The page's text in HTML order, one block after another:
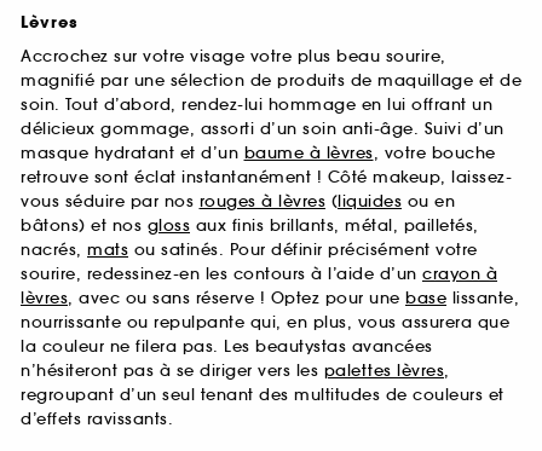
Lèvres
Accrochez sur votre visage votre plus beau sourire,
magnifié par une sélection de produits de maquillage et de
soin. Tout d’abord, rendez-lui hommage en lui offrant un
délicieux gommage, assorti d’un soin anti-âge. Suivi d’un
masque hydratant et d’un baume à lèvres, votre bouche
retrouve sont éclat instantanément ! Côté makeup, laissez-
vous séduire par nos rouges à lèvres (liquides ou en
bâtons) et nos gloss aux finis brillants, métal, pailletés,
nacrés, mats ou satinés. Pour définir précisément votre
sourire, redessinez-en les contours à l’aide d’un crayon à
lèvres, avec ou sans réserve ! Optez pour une base lissante,
nourrissante ou repulpante qui, en plus, vous assurera que
la couleur ne filera pas. Les beautystas avancées
n’hésiteront pas à se diriger vers les palettes lèvres,
regroupant d’un seul tenant des multitudes de couleurs et
d’effets ravissants.